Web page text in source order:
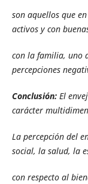
son aquellos que
activos y con
con la familia, uno
percepciones
Conclusión: El
carácter
La percepción del
social, la salud, la
con respecto al